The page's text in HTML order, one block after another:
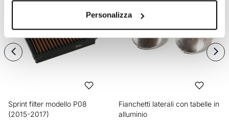
Personalizza
Sprint filter modello P08
(2015-2017)
Fianchetti laterali con tabelle in
alluminio